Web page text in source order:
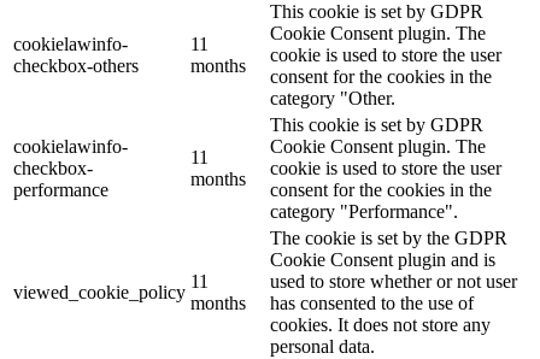
cookielawinfo-
checkbox-others
11
months
This cookie is set by GDPR
Cookie Consent plugin. The
cookie is used to store the user
consent for the cookies in the
category "Other.
cookielawinfo-
checkbox-
performance
11
months
This cookie is set by GDPR
Cookie Consent plugin. The
cookie is used to store the user
consent for the cookies in the
category "Performance".
viewed_cookie_policy
11
months
The cookie is set by the GDPR
Cookie Consent plugin and is
used to store whether or not user
has consented to the use of
cookies. It does not store any
personal data.